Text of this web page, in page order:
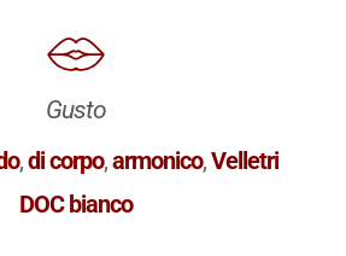
Gusto
,di corpo,armonico,Velletri
DOC bianco